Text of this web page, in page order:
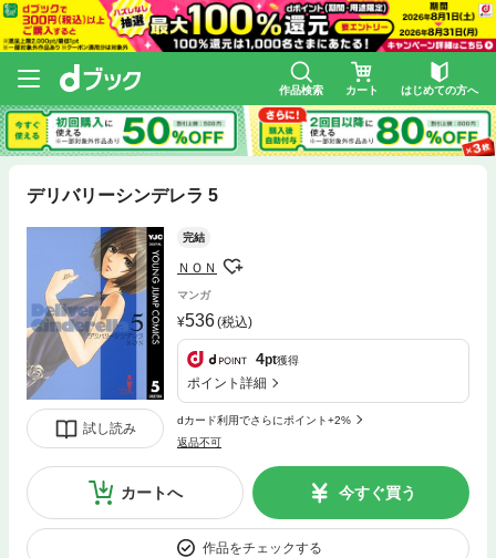
作品検索 カート はじめての方へ
デリバリーシンデレラ 5
試し読み
完結
ＮＯＮ
マンガ
536(税込)
4pt獲得
ポイント詳細
dカード利用でさらにポイント+2%
返品不可
カートへ 今すぐ買う
作品をチェックする